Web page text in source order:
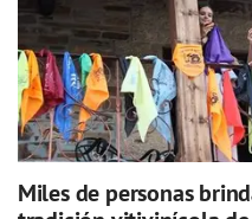
Miles de personas